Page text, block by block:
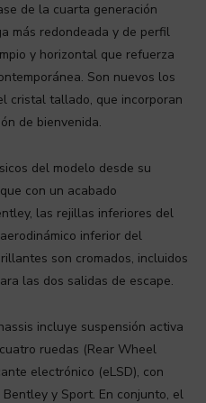
de la cuarta generación
más redondeada y de perfil
y horizontal que refuerza
Son nuevos los
cristal tallado, que incorporan
de bienvenida.
del modelo desde su
con un acabado
las rejillas inferiores del
inferior del
son cromados, incluidos
las dos salidas de escape.
incluye suspensión activa
ruedas (Rear Wheel
electrónico (eLSD), con
y Sport. En conjunto, el